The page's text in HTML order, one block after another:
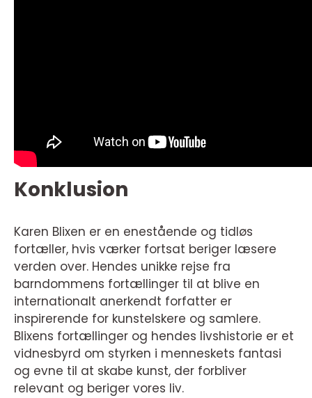
Konklusion
Karen Blixen er en enestående og tidløs
fortæller, hvis værker fortsat beriger læsere
verden over. Hendes unikke rejse fra
barndommens fortællinger til at blive en
internationalt anerkendt forfatter er
inspirerende for kunstelskere og samlere.
Blixens fortællinger og hendes livshistorie er et
vidnesbyrd om styrken i menneskets fantasi
og evne til at skabe kunst, der forbliver
relevant og beriger vores liv.